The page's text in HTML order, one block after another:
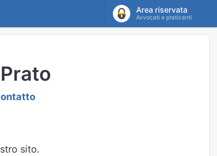
Area riservata
Avvocati e praticanti
sito.